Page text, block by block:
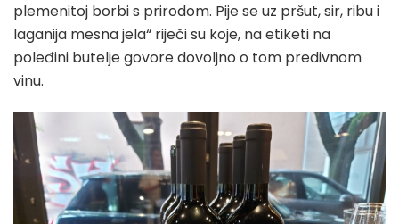
plemenitoj borbi s prirodom. Pije se uz pršut, sir, ribu i
laganija mesna jela“ riječi su koje, na etiketi na
poleđini butelje govore dovoljno o tom predivnom
vinu.